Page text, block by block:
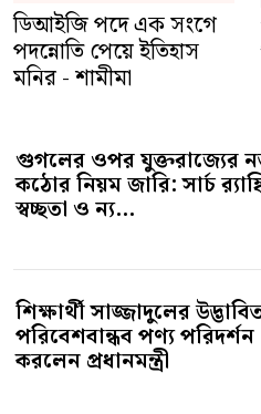
ডিআইজি পদে এক সংগে
পদন্নোতি পেয়ে ইতিহাস
মনির - শামীমা
গুগলের ওপর যুক্তরাজ্যের
কঠোর নিয়ম জারি: সার্চ
স্বচ্ছতা ও ন্য...
শিক্ষার্থী সাজ্জাদুলের
পরিবেশবান্ধব পণ্য পরিদর্শন
করলেন প্রধানমন্ত্রী